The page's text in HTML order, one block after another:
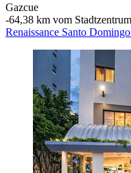
Gazcue
‐64,38 km vom Stadtzentrum
Renaissance Santo